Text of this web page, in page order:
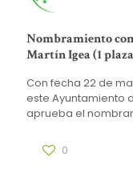
Nombramiento
Martín Igea (1
Con fecha 22 de
este Ayuntamiento
aprueba el
0